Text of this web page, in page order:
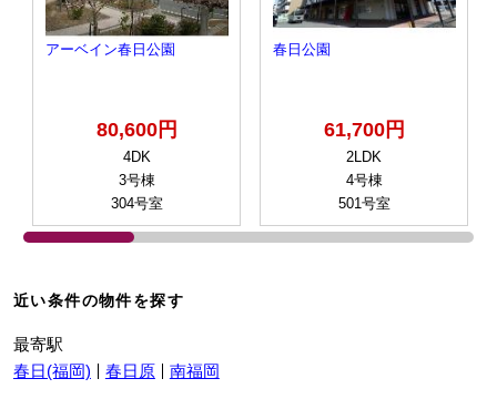
アーベイン春日公園
80,600円
4DK
3号棟
304号室
春日公園
61,700円
2LDK
4号棟
501号室
近い条件の物件を探す
最寄駅
春日(福岡)
春日原 南福岡